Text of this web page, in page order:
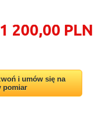
200,00 PLN
i umów się na
pomiar